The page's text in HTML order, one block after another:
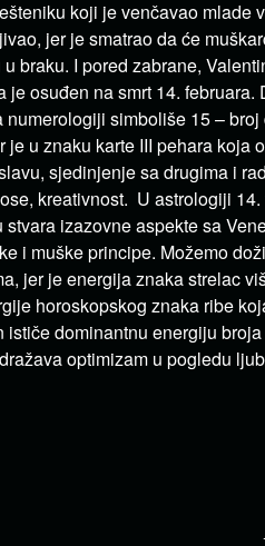
koji je venčavao mlade
jer je smatrao da će
braku. I pored zabrane,
je osuđen na smrt 14.
simboliše 15 –
je u znaku karte III pehara koja
sjedinjenje sa drugima i
kreativnost. U astrologiji
izazovne aspekte sa
i muške principe. Možemo
jer je energija znaka strelac
horoskopskog znaka ribe
dominantnu energiju
optimizam u pogledu